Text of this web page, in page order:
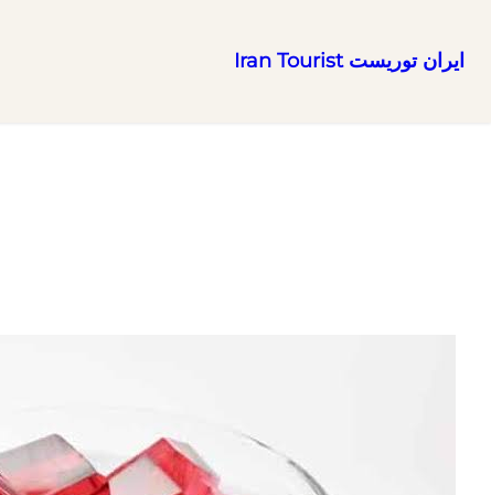
ایران توریست Iran Tourist